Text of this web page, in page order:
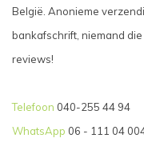
België. Anonieme
bankafschrift, niemand
reviews!
Telefoon 040-255 44 94
WhatsApp 06 - 111 04